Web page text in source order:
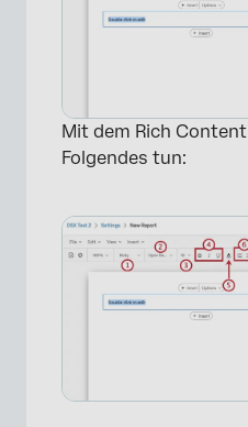
Mit dem Rich
Folgendes tun: